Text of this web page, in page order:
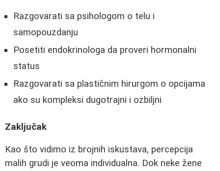
Razgovarati sa psihologom o telu i
samopouzdanju
Posetiti endokrinologa da proveri hormonalni
status
Razgovarati sa plastičnim hirurgom o opcijama
ako su kompleksi dugotrajni i ozbiljni
Zaključak
Kao što vidimo iz brojnih iskustava, percepcija
malih grudi je veoma individualna. Dok neke žene